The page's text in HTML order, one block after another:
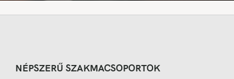
NÉPSZERŰ SZAKMACSOPORTOK